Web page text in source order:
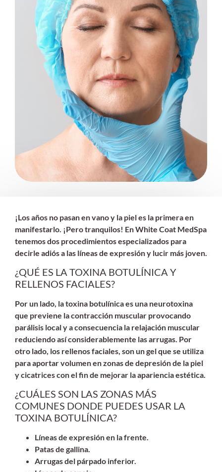
¡Los años no pasan en vano y la piel es la primera en
manifestarlo. ¡Pero tranquilos! En White Coat MedSpa
tenemos dos procedimientos especializados para
decirle adiós a las líneas de expresión y lucir más joven.
¿QUÉ ES LA TOXINA BOTULÍNICA Y
RELLENOS FACIALES?
Por un lado, la toxina botulínica es una neurotoxina
que previene la contracción muscular provocando
parálisis local y a consecuencia la relajación muscular
reduciendo así considerablemente las arrugas. Por
otro lado, los rellenos faciales, son un gel que se utiliza
para aportar volumen en zonas de depresión de la piel
y cicatrices con el fin de mejorar la apariencia estética.
¿CUÁLES SON LAS ZONAS MÁS
COMUNES DONDE PUEDES USAR LA
TOXINA BOTULÍNICA?
Líneas de expresión en la frente.
Patas de gallina.
Arrugas del párpado inferior.